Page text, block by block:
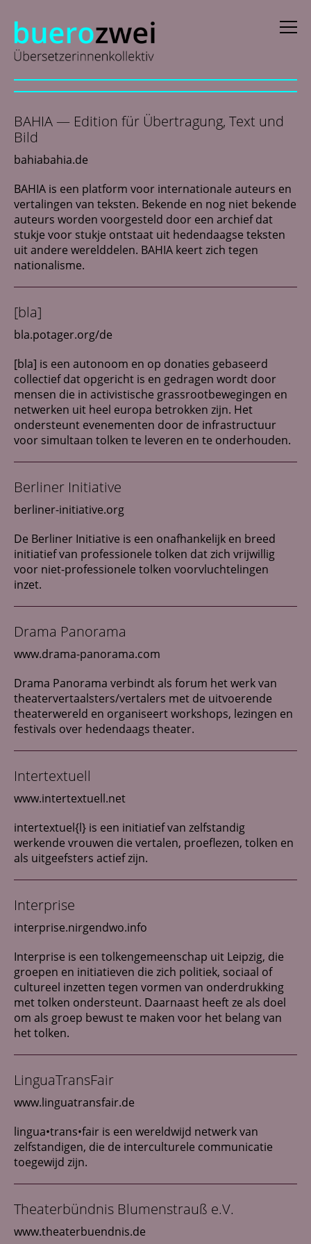
English
français
italiano
Nederlands
Profielen
Actueel
Netwerk
BAHIA — Edition für Übertragung, Text und
Bild
bahiabahia.de
BAHIA is een platform voor internationale auteurs en
vertalingen van teksten. Bekende en nog niet bekende
auteurs worden voorgesteld door een archief dat
stukje voor stukje ontstaat uit hedendaagse teksten
uit andere werelddelen. BAHIA keert zich tegen
nationalisme.
[bla]
bla.potager.org/de
[bla] is een autonoom en op donaties gebaseerd
collectief dat opgericht is en gedragen wordt door
mensen die in activistische grassrootbewegingen en
netwerken uit heel europa betrokken zijn. Het
ondersteunt evenementen door de infrastructuur
voor simultaan tolken te leveren en te onderhouden.
Berliner Initiative
berliner-initiative.org
De Berliner Initiative is een onafhankelijk en breed
initiatief van professionele tolken dat zich vrijwillig
voor niet-professionele tolken voorvluchtelingen
inzet.
Drama Panorama
www.drama-panorama.com
Drama Panorama verbindt als forum het werk van
theatervertaalsters/vertalers met de uitvoerende
theaterwereld en organiseert workshops, lezingen en
festivals over hedendaags theater.
Intertextuell
www.intertextuell.net
intertextuel{l} is een initiatief van zelfstandig
werkende vrouwen die vertalen, proeflezen, tolken en
als uitgeefsters actief zijn.
Interprise
interprise.nirgendwo.info
Interprise is een tolkengemeenschap uit Leipzig, die
groepen en initiatieven die zich politiek, sociaal of
cultureel inzetten tegen vormen van onderdrukking
met tolken ondersteunt. Daarnaast heeft ze als doel
om als groep bewust te maken voor het belang van
het tolken.
LinguaTransFair
www.linguatransfair.de
lingua•trans•fair is een wereldwijd netwerk van
zelfstandigen, die de interculturele communicatie
toegewijd zijn.
Theaterbündnis Blumenstrauß e.V.
www.theaterbuendnis.de